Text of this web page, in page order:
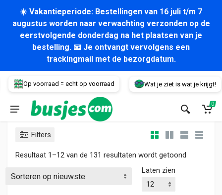
☀️ Vakantieperiode: Bestellingen van 16 juli t/m 7
augustus worden naar verwachting verzonden op de
eerstvolgende donderdag na het plaatsen van je
bestelling. 📧 Je ontvangt vervolgens een
trackingmail met de bezorgdatum.
Op voorraad = echt op voorraad Wat je ziet is wat je krijgt!
Voertuig
0
Filters
Resultaat 1–12 van de 131 resultaten wordt getoond
Laten zien